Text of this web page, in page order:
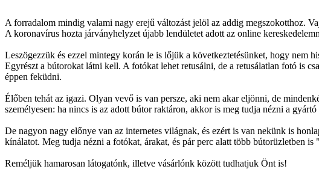
A forradalom mindig valami nagy erejű változást jelöl az addig megszokotthoz.
A koronavírus hozta járványhelyzet újabb lendületet adott az online
Leszögezzük és ezzel mintegy korán le is lőjük a következtetésünket, hogy nem
Egyrészt a bútorokat látni kell. A fotókat lehet retusálni, de a retusálatlan fotó
éppen feküdni.
Élőben tehát az igazi. Olyan vevő is van persze, aki nem akar eljönni, de
személyesen: ha nincs is az adott bútor raktáron, akkor is meg tudja nézni a
De nagyon nagy előnye van az internetes világnak, és ezért is van nekünk is
kínálatot. Meg tudja nézni a fotókat, árakat, és pár perc alatt több bútorüzletben
Reméljük hamarosan látogatónk, illetve vásárlónk között tudhatjuk Önt is!